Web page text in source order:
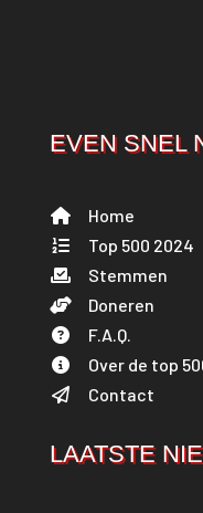
EVEN SNEL
Home
Top 500 2024
Stemmen
Doneren
F.A.Q.
Over de top
Contact
LAATSTE